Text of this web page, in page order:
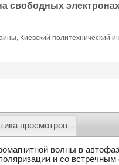
свободных
Киевский политехнический
просмотров
волны в
и со